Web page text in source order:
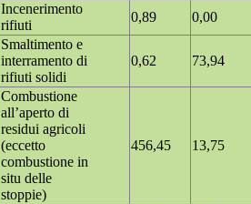
Incenerimento
rifiuti
0,89
0,00
Smaltimento e
interramento di
rifiuti solidi
0,62 73,94
Combustione
all’aperto di
residui agricoli
(eccetto
combustione in
situ delle
stoppie)
456,45 13,75